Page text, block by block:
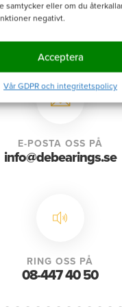
samtycker eller om du
negativt.
Acceptera
Vår GDPR och integritetspolicy
E-POSTA OSS PÅ
info@debearings.se
RING OSS PÅ
08-447 40 50